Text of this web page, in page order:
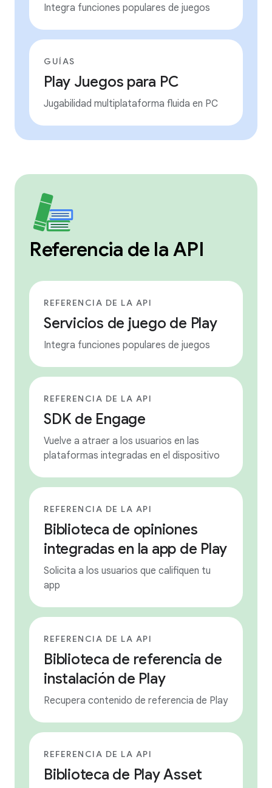
Integra funciones populares de juegos
GUÍAS
Play Juegos para PC
Jugabilidad multiplataforma fluida en PC
Referencia de la API
REFERENCIA DE LA API
Servicios de juego de Play
Integra funciones populares de juegos
REFERENCIA DE LA API
SDK de Engage
Vuelve a atraer a los usuarios en las
plataformas integradas en el dispositivo
REFERENCIA DE LA API
Biblioteca de opiniones
integradas en la app de Play
Solicita a los usuarios que califiquen tu
app
REFERENCIA DE LA API
Biblioteca de referencia de
instalación de Play
Recupera contenido de referencia de Play
REFERENCIA DE LA API
Biblioteca de Play Asset